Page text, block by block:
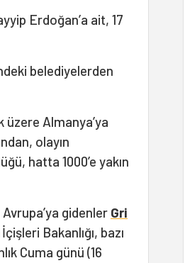
Erdoğan’a ait, 17
belediyelerden
üzere Almanya’ya
olayın
hatta 1000’e yakın
gidenler Gri
Bakanlığı, bazı
Cuma günü (16